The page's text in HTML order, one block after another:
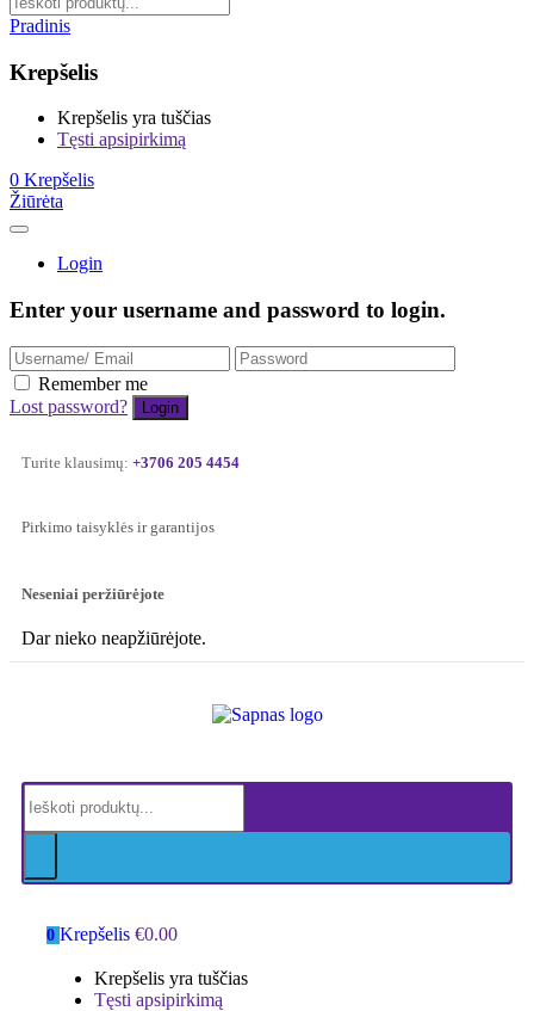
Pradinis
Krepšelis
Krepšelis yra tuščias
Tęsti apsipirkimą
0 Krepšelis
Žiūrėta
Login
Enter your username and password to login.
Remember me
Lost password?
Turite klausimų: +3706 205 4454
Pirkimo taisyklės ir garantijos
Neseniai peržiūrėjote
Dar nieko neapžiūrėjote.
0 Krepšelis €0.00
Krepšelis yra tuščias
Tęsti apsipirkimą